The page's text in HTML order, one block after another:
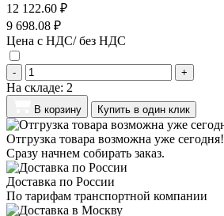
12 122.60 ₽
9 698.08 ₽
Цена с НДС/ без НДС
- +
На складе: 2
В корзину Купить в один клик
Отгрузка товара возможна уже сегодня!
Сразу начнем собирать заказ.
Доставка по России
По тарифам транспортной компании